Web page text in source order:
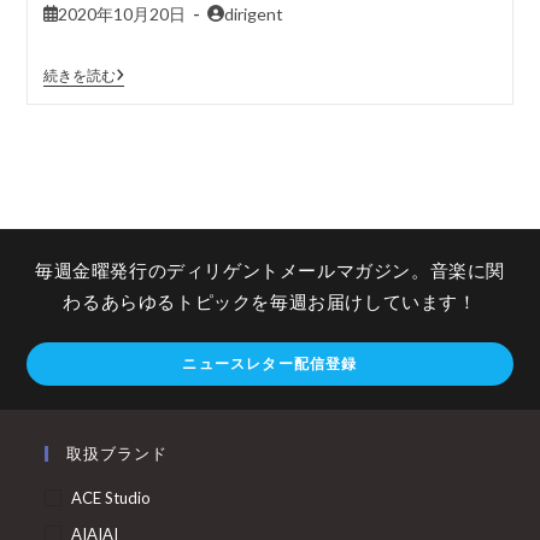
2020年10月20日 dirigent
続きを読む
毎週金曜発行のディリゲントメールマガジン。音楽に関
わるあらゆるトピックを毎週お届けしています！
ニュースレター配信登録
取扱ブランド
ACE Studio
AIAIAI